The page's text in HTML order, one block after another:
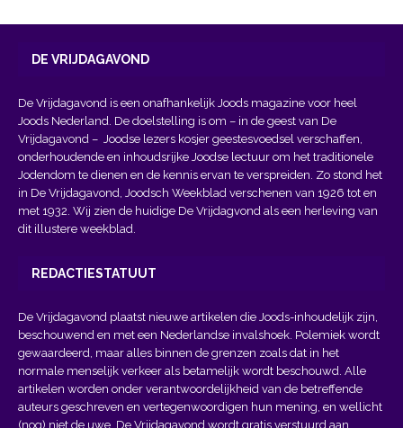
DE VRIJDAGAVOND
De Vrijdagavond is een onafhankelijk Joods magazine voor heel
Joods Nederland. De doelstelling is om – in de geest van De
Vrijdagavond – Joodse lezers kosjer geestesvoedsel verschaffen,
onderhoudende en inhoudsrijke Joodse lectuur om het traditionele
Jodendom te dienen en de kennis ervan te verspreiden. Zo stond het
in De Vrijdagavond, Joodsch Weekblad verschenen van 1926 tot en
met 1932. Wij zien de huidige De Vrijdagvond als een herleving van
dit illustere weekblad.
REDACTIESTATUUT
De Vrijdagavond plaatst nieuwe artikelen die Joods-inhoudelijk zijn,
beschouwend en met een Nederlandse invalshoek. Polemiek wordt
gewaardeerd, maar alles binnen de grenzen zoals dat in het
normale menselijk verkeer als betamelijk wordt beschouwd. Alle
artikelen worden onder verantwoordelijkheid van de betreffende
auteurs geschreven en vertegenwoordigen hun mening, en wellicht
(nog) niet de uwe. De Vrijdagavond wordt gratis verstuurd aan